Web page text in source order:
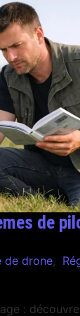
de
de drone,
: